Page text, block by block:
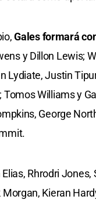
Gales formará
y Dillon Lewis;
Lydiate, Justin
Tomos Williams y
George
Elias, Rhrodri
Kieran